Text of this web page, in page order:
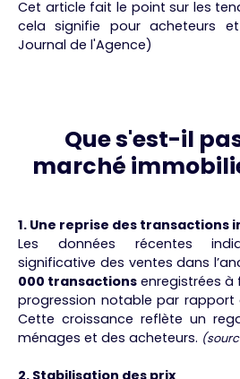
Cet article fait le point sur les
cela signifie pour acheteurs
Journal de l'Agence)
Que s'est-il
marché
1. Une reprise des transactions
Les données récentes
significative des ventes dans
000 transactions enregistrées à
progression notable par rapport
Cette croissance reflète un
ménages et des acheteurs.
2. Stabilisation des prix